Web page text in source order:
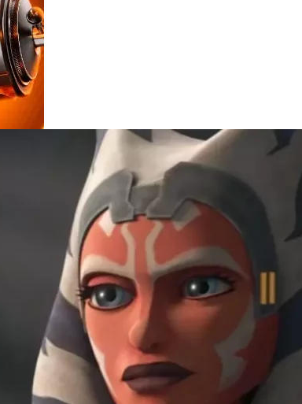
sobre